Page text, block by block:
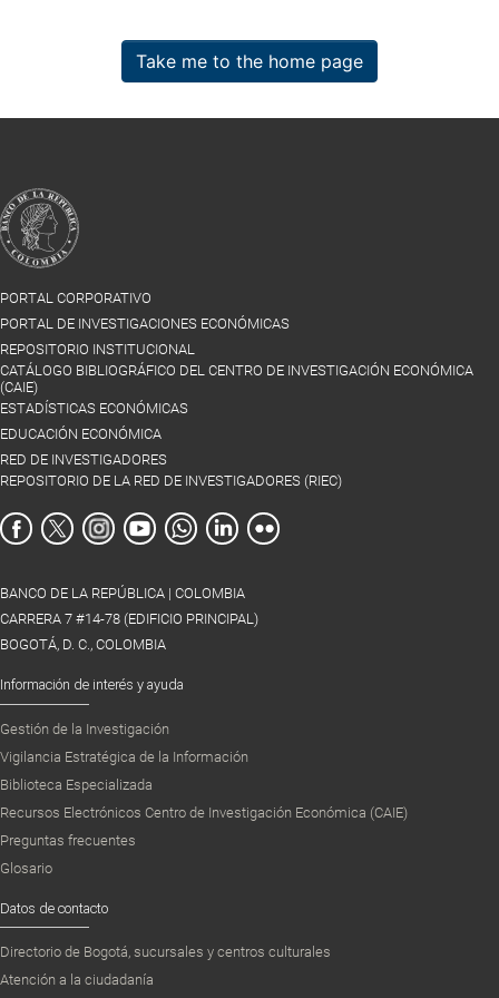
Take me to the home page
PORTAL CORPORATIVO
PORTAL DE INVESTIGACIONES ECONÓMICAS
REPOSITORIO INSTITUCIONAL
CATÁLOGO BIBLIOGRÁFICO DEL CENTRO DE INVESTIGACIÓN ECONÓMICA
(CAIE)
ESTADÍSTICAS ECONÓMICAS
EDUCACIÓN ECONÓMICA
RED DE INVESTIGADORES
REPOSITORIO DE LA RED DE INVESTIGADORES (RIEC)
BANCO DE LA REPÚBLICA | COLOMBIA
CARRERA 7 #14-78 (EDIFICIO PRINCIPAL)
BOGOTÁ, D. C., COLOMBIA
Información de interés y ayuda
Gestión de la Investigación
Vigilancia Estratégica de la Información
Biblioteca Especializada
Recursos Electrónicos Centro de Investigación Económica (CAIE)
Preguntas frecuentes
Glosario
Datos de contacto
Directorio de Bogotá, sucursales y centros culturales
Atención a la ciudadanía